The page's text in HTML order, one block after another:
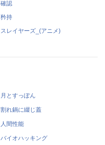
確認
矜持
スレイヤーズ_(アニメ)
月とすっぽん
割れ鍋に綴じ蓋
人間性能
バイオハッキング